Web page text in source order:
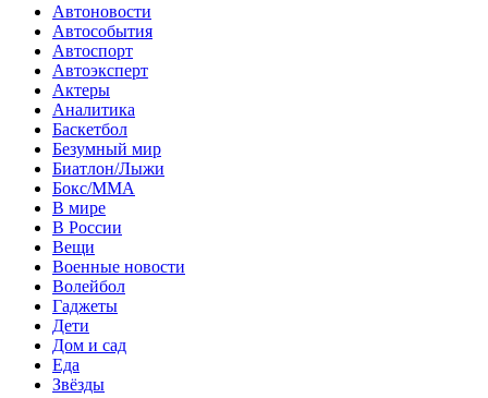
Автоновости
Автособытия
Автоспорт
Автоэксперт
Актеры
Аналитика
Баскетбол
Безумный мир
Биатлон/Лыжи
Бокс/MMA
В мире
В России
Вещи
Военные новости
Волейбол
Гаджеты
Дети
Дом и сад
Еда
Звёзды